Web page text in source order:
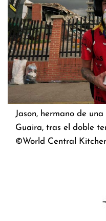
Jason, hermano de
Guaira, tras el doble
©World Central